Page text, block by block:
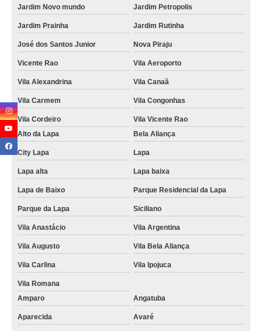
Jardim Novo mundo Jardim Petropolis
Jardim Prainha Jardim Rutinha
José dos Santos Junior Nova Piraju
Vicente Rao Vila Aeroporto
Vila Alexandrina Vila Canaã
Vila Carmem Vila Congonhas
Vila Cordeiro
Vila Vicente Rao
Alto da Lapa
Bela Aliança
City Lapa Lapa
Lapa alta Lapa baixa
Lapa de Baixo Parque Residencial da Lapa
Parque da Lapa Siciliano
Vila Anastácio Vila Argentina
Vila Augusto Vila Bela Aliança
Vila Carlina Vila Ipojuca
Vila Romana
Amparo
Angatuba
Aparecida Avaré